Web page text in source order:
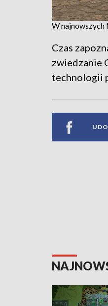
W najnowszych
Czas
zwiedzanie
technologii